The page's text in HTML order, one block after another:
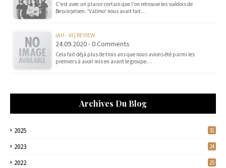
C'est avec un plaisir certain que l'on retrouve les suédois de
Besvärjelsen. 'Vallmo' nous avait fait…
IAH - III | REVIEW
24.09.2020 - 0 Comments
Cela fait déjà plus de trois ans que nous avions été parmi les
premiers à avoir mis en avant le groupe…
Archives Du Blog
2025 31
2023 24
2022 25